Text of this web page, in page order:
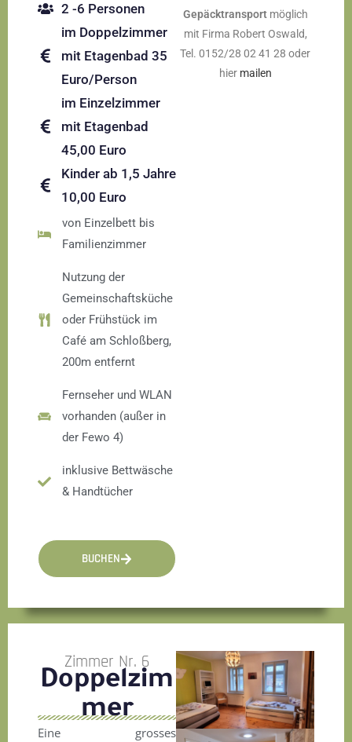
2 -6 Personen
im Doppelzimmer
mit Etagenbad 35
Euro/Person
im Einzelzimmer
mit Etagenbad
45,00 Euro
Kinder ab 1,5 Jahre
10,00 Euro
von Einzelbett bis
Familienzimmer
Nutzung der
Gemeinschaftsküche
oder Frühstück im
Café am Schloßberg,
200m entfernt
Fernseher und WLAN
vorhanden (außer in
der Fewo 4)
inklusive Bettwäsche
& Handtücher
BUCHEN
Gepäcktransportmöglich
mit Firma Robert Oswald,
Tel. 0152/28 02 41 28 oder
hier mailen
Zimmer Nr. 6
Doppelzim
mer
Eine grosses